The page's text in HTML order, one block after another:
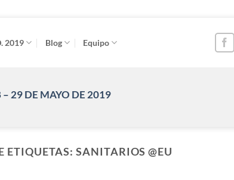
2019 Blog Equipo
– 29 DE MAYO DE 2019
ETIQUETAS:SANITARIOS @EU